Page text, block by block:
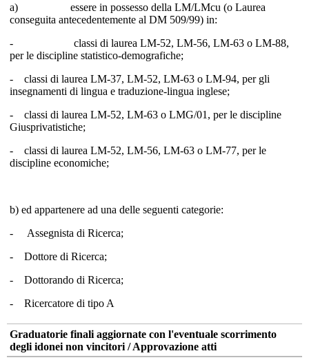
a) essere in possesso della LM/LMcu (o Laurea
conseguita antecedentemente al DM 509/99) in:
- classi di laurea LM-52, LM-56, LM-63 o LM-88,
per le discipline statistico-demografiche;
- classi di laurea LM-37, LM-52, LM-63 o LM-94, per gli
insegnamenti di lingua e traduzione-lingua inglese;
- classi di laurea LM-52, LM-63 o LMG/01, per le discipline
Giusprivatistiche;
- classi di laurea LM-52, LM-56, LM-63 o LM-77, per le
discipline economiche;
b) ed appartenere ad una delle seguenti categorie:
- Assegnista di Ricerca;
- Dottore di Ricerca;
- Dottorando di Ricerca;
- Ricercatore di tipo A
Graduatorie finali aggiornate con l'eventuale scorrimento
degli idonei non vincitori / Approvazione atti